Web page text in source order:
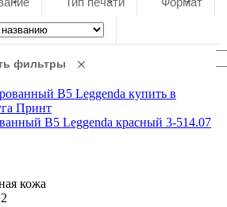
B5 Leggenda красный 3-514.07
кожа